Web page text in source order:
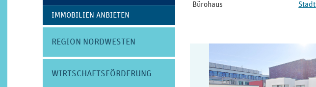
IMMOBILIEN ANBIETEN
REGION NORDWESTEN
WIRTSCHAFTS­FÖRDERUNG
Bürohaus
Stadt